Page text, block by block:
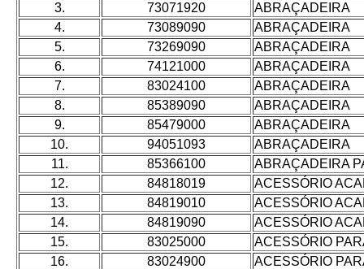
3.
73071920
ABRAÇADEIRA
4.
73089090
ABRAÇADEIRA
5.
73269090
ABRAÇADEIRA
6.
74121000
ABRAÇADEIRA
7.
83024100
ABRAÇADEIRA
8.
85389090
ABRAÇADEIRA
9.
85479000
ABRAÇADEIRA
10.
94051093
ABRAÇADEIRA
11.
85366100
ABRAÇADEIRA
12.
84818019
ACESSÓRIO
13.
84819010
ACESSÓRIO
14.
84819090
ACESSÓRIO
15.
83025000
ACESSÓRIO
16.
83024900
ACESSÓRIO